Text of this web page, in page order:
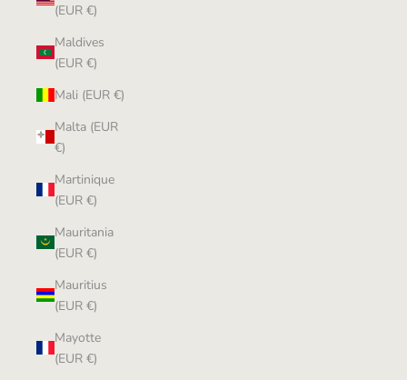
(EUR €)
Maldives
(EUR €)
Mali (EUR €)
Malta (EUR
€)
Martinique
(EUR €)
Mauritania
(EUR €)
Mauritius
(EUR €)
Mayotte
(EUR €)